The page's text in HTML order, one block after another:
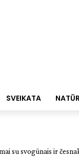
SVEIKATA
su svogūnais ir